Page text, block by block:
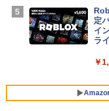
【
ン
￥
定
イ
ラ
￥